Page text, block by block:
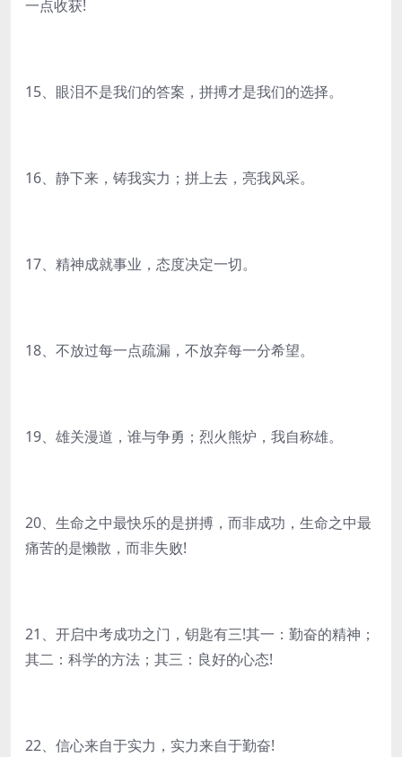
一点收获!
15、眼泪不是我们的答案，拼搏才是我们的选择。
16、静下来，铸我实力；拼上去，亮我风采。
17、精神成就事业，态度决定一切。
18、不放过每一点疏漏，不放弃每一分希望。
19、雄关漫道，谁与争勇；烈火熊炉，我自称雄。
20、生命之中最快乐的是拼搏，而非成功，生命之中最
痛苦的是懒散，而非失败!
21、开启中考成功之门，钥匙有三!其一：勤奋的精神；
其二：科学的方法；其三：良好的心态!
22、信心来自于实力，实力来自于勤奋!